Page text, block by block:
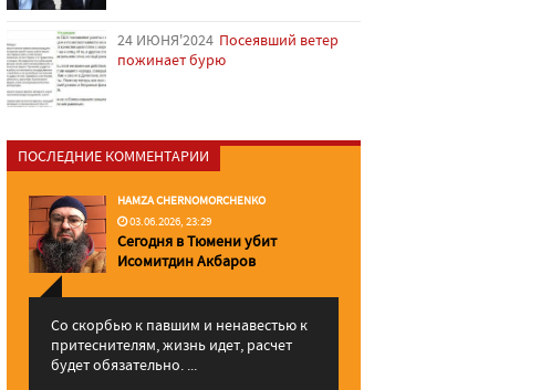
24 ИЮНЯ'2024 Посеявший ветер
пожинает бурю
ПОСЛЕДНИЕ КОММЕНТАРИИ
HAMZA CHERNOMORCHENKO
03.06.2026, 23:29
Сегодня в Тюмени убит
Исомитдин Акбаров
Со скорбью к павшим и ненавестью к
притеснителям, жизнь идет, расчет
будет обязательно. ...